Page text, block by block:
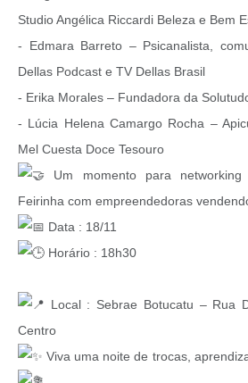
Studio Angélica Riccardi Beleza e Bem
- Edmara Barreto – Psicanalista,
Dellas Podcast e TV Dellas Brasil
- Erika Morales – Fundadora da
- Lúcia Helena Camargo Rocha –
Mel Cuesta Doce Tesouro
Um momento para
Feirinha com empreendedoras
Data : 18/11
Horário : 18h30
Local : Sebrae Botucatu – Rua
Centro
Viva uma noite de trocas,